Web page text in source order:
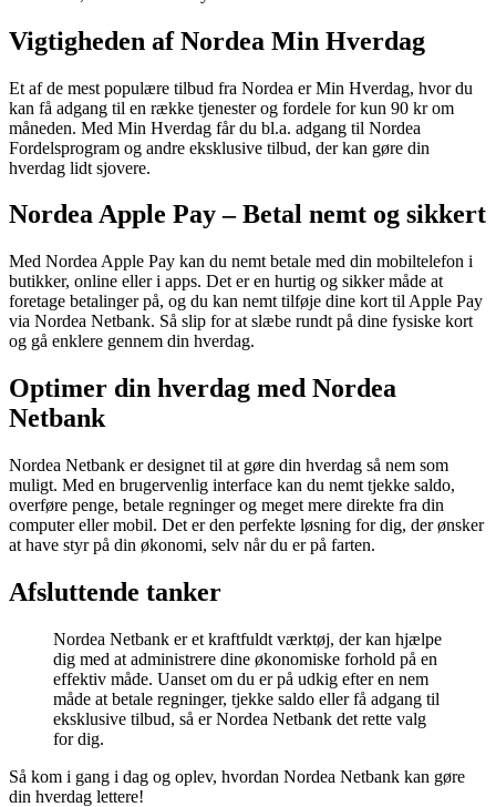
Vigtigheden af Nordea Min Hverdag
Et af de mest populære tilbud fra Nordea er Min Hverdag, hvor du
kan få adgang til en række tjenester og fordele for kun 90 kr om
måneden. Med Min Hverdag får du bl.a. adgang til Nordea
Fordelsprogram og andre eksklusive tilbud, der kan gøre din
hverdag lidt sjovere.
Nordea Apple Pay – Betal nemt og sikkert
Med Nordea Apple Pay kan du nemt betale med din mobiltelefon i
butikker, online eller i apps. Det er en hurtig og sikker måde at
foretage betalinger på, og du kan nemt tilføje dine kort til Apple Pay
via Nordea Netbank. Så slip for at slæbe rundt på dine fysiske kort
og gå enklere gennem din hverdag.
Optimer din hverdag med Nordea
Netbank
Nordea Netbank er designet til at gøre din hverdag så nem som
muligt. Med en brugervenlig interface kan du nemt tjekke saldo,
overføre penge, betale regninger og meget mere direkte fra din
computer eller mobil. Det er den perfekte løsning for dig, der ønsker
at have styr på din økonomi, selv når du er på farten.
Afsluttende tanker
Nordea Netbank er et kraftfuldt værktøj, der kan hjælpe
dig med at administrere dine økonomiske forhold på en
effektiv måde. Uanset om du er på udkig efter en nem
måde at betale regninger, tjekke saldo eller få adgang til
eksklusive tilbud, så er Nordea Netbank det rette valg
for dig.
Så kom i gang i dag og oplev, hvordan Nordea Netbank kan gøre
din hverdag lettere!